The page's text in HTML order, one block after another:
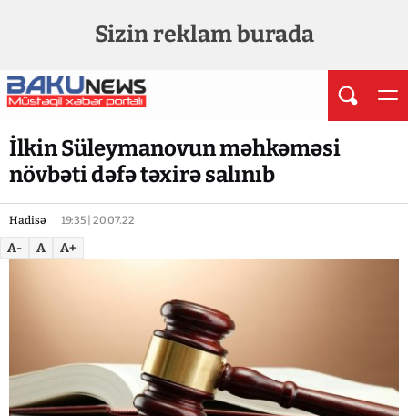
Sizin reklam burada
İlkin Süleymanovun məhkəməsi
növbəti dəfə təxirə salınıb
Hadisə 19:35 | 20.07.22
A- A A+